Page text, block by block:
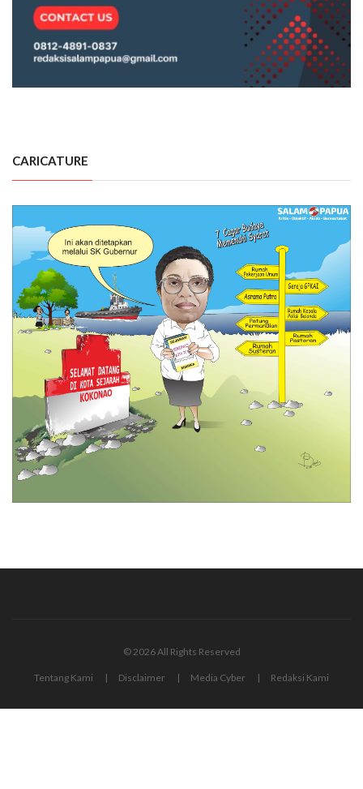
CARICATURE
© 2026 All Rights Reserved
Tentang Kami Disclaimer Media Cyber Redaksi Kami